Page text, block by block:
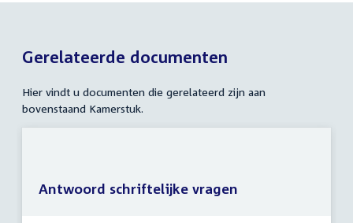
Gerelateerde documenten
Hier vindt u documenten die gerelateerd zijn aan
bovenstaand Kamerstuk.
Antwoord schriftelijke vragen